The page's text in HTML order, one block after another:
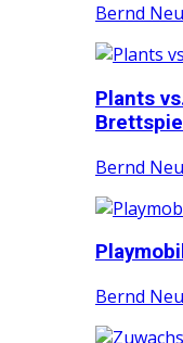
Bernd
Plants
Brettspiel
Bernd
Bernd